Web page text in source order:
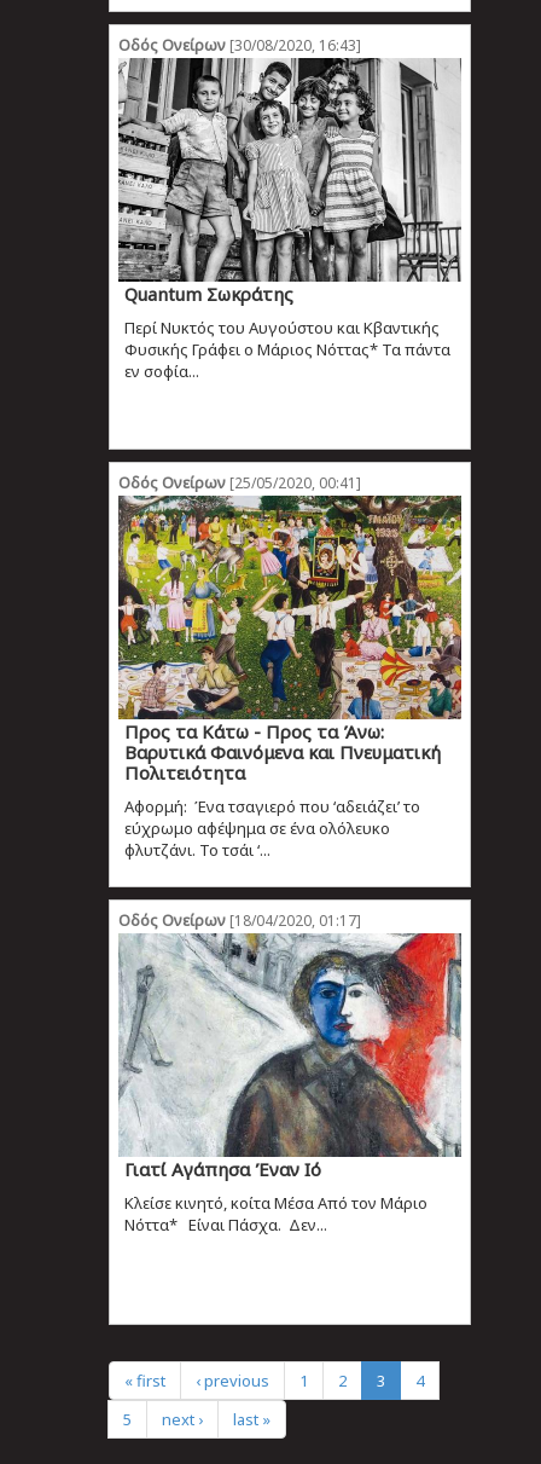
Οδός Ονείρων[30/08/2020, 16:43]
Quantum Σωκράτης
Περί Νυκτός του Αυγούστου και Κβαντικής
Φυσικής Γράφει ο Μάριος Νόττας* Τα πάντα
εν σοφία...
Οδός Ονείρων[25/05/2020, 00:41]
Προς τα Κάτω - Προς τα Άνω:
Βαρυτικά Φαινόμενα και Πνευματική
Πολιτειότητα
Αφορμή: Ένα τσαγιερό που ‘αδειάζει’ το
εύχρωμο αφέψημα σε ένα ολόλευκο
φλυτζάνι. Το τσάι ‘...
Οδός Ονείρων[18/04/2020, 01:17]
Γιατί Αγάπησα Έναν Ιό
Κλείσε κινητό, κοίτα Μέσα Από τον Μάριο
Νόττα* Είναι Πάσχα. Δεν...
« first ‹ previous 1 2 3
4
5
next › last »